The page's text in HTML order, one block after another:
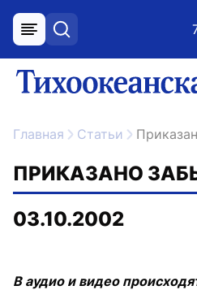
меню поиск
Главная Статьи
ПРИКАЗАНО
03.10.2002
В аудио и видео